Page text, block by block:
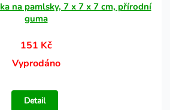
na pamlsky, 7 x 7 x 7 cm, přírodní
guma
151 Kč
Vyprodáno
Detail